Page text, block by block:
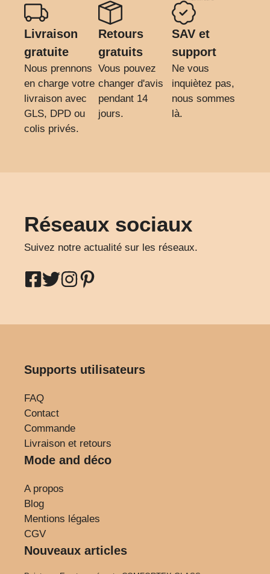
Livraison
gratuite
Nous prennons
en charge votre
livraison avec
GLS, DPD ou
colis privés.
Retours
gratuits
Vous pouvez
changer d'avis
pendant 14
jours.
SAV et
support
Ne vous
inquiètez pas,
nous sommes
là.
Réseaux sociaux
Suivez notre actualité sur les réseaux.
Supports utilisateurs
FAQ
Contact
Commande
Livraison et retours
Mode and déco
A propos
Blog
Mentions légales
CGV
Nouveaux articles